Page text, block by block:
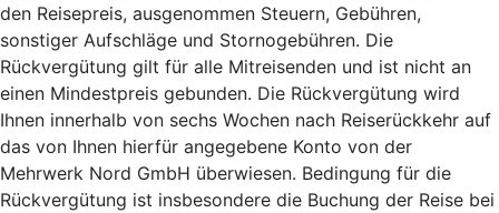
den Reisepreis, ausgenommen Steuern, Gebühren,
sonstiger Aufschläge und Stornogebühren. Die
Rückvergütung gilt für alle Mitreisenden und ist nicht an
einen Mindestpreis gebunden. Die Rückvergütung wird
Ihnen innerhalb von sechs Wochen nach Reiserückkehr auf
das von Ihnen hierfür angegebene Konto von der
Mehrwerk Nord GmbH überwiesen. Bedingung für die
Rückvergütung ist insbesondere die Buchung der Reise bei